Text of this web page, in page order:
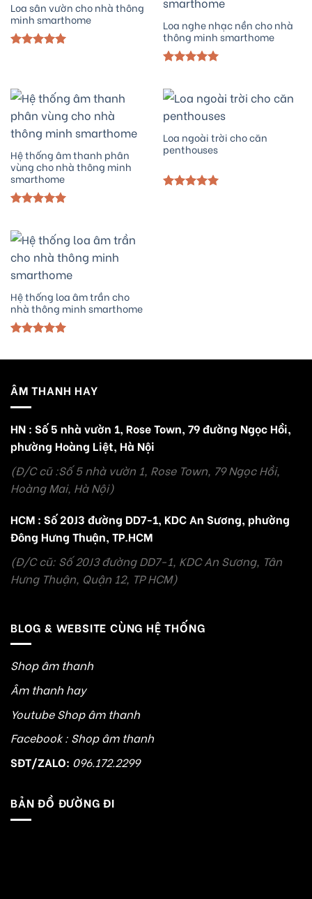
Loa sân vườn cho nhà thông
minh smarthome
Loa nghe nhạc nền cho nhà
thông minh smarthome
5 sao
Hệ thống âm thanh phân
vùng cho nhà thông minh
smarthome
5 sao
Loa ngoài trời cho căn
penthouses
Hệ thống loa âm trần cho
nhà thông minh smarthome
ÂM THANH HAY
HN : Số 5 nhà vườn 1, Rose Town, 79 đường Ngọc Hồi,
phường Hoàng Liệt, Hà Nội
(Đ/C cũ :Số 5 nhà vườn 1, Rose Town, 79 Ngọc Hồi,
Hoàng Mai, Hà Nội)
HCM : Số 20J3 đường DD7-1, KDC An Sương, phường
Đông Hưng Thuận, TP.HCM
(Đ/C cũ: Số 20J3 đường DD7-1, KDC An Sương, Tân
Hưng Thuận, Quận 12, TP HCM)
BLOG & WEBSITE CÙNG HỆ THỐNG
Shop âm thanh
Âm thanh hay
Youtube Shop âm thanh
Facebook : Shop âm thanh
SĐT/ZALO: 096.172.2299
BẢN ĐỒ ĐƯỜNG ĐI